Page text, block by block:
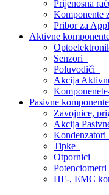
Prijenosna
Komponente
Pribor za
Aktivne
Senzori
Poluvodiči
Akcija
Pasivne komponente
Zavojnice,
Akcija
Kondenzatori
Tipke
Otpornici
Potenciometri
HF-, EMC